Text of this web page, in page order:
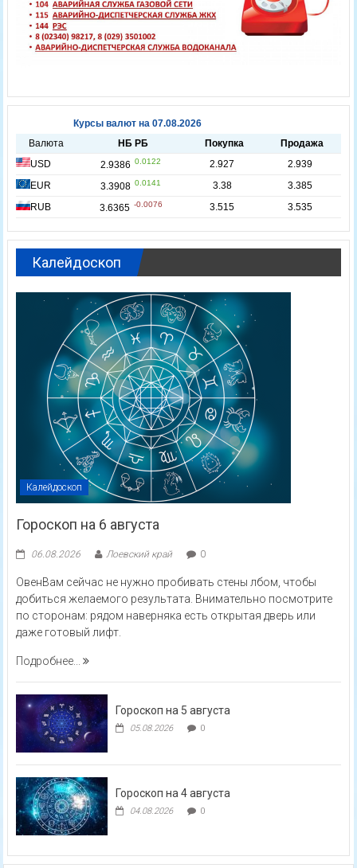
Калейдоскоп
Калейдоскоп
Гороскоп на 6 августа
06.08.2026 Лоевский край 0
ОвенВам сейчас не нужно пробивать стены лбом, чтобы
добиться желаемого результата. Внимательно посмотрите
по сторонам: рядом наверняка есть открытая дверь или
даже готовый лифт.
Подробнее...
Гороскоп на 5 августа
05.08.2026 0
Гороскоп на 4 августа
04.08.2026 0